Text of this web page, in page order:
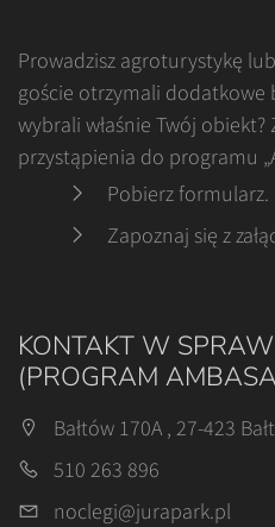
Prowadzisz agroturystykę
goście otrzymali dodatkowe
wybrali właśnie Twój obiekt?
przystąpienia do programu
Pobierz formularz.
Zapoznaj się z
KONTAKT W
(PROGRAM
Bałtów 170A , 27-423
510 263 896
noclegi@jurapark.pl